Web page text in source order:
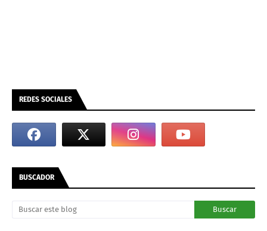
REDES SOCIALES
BUSCADOR